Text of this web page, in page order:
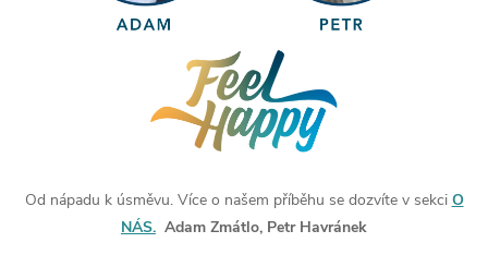
Od nápadu k úsměvu. Více o našem příběhu se dozvíte v sekci O
NÁS. Adam Zmátlo, Petr Havránek